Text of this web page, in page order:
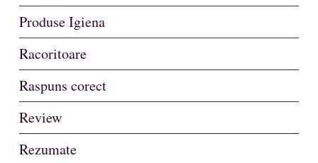
Produse Igiena
Racoritoare
Raspuns corect
Review
Rezumate